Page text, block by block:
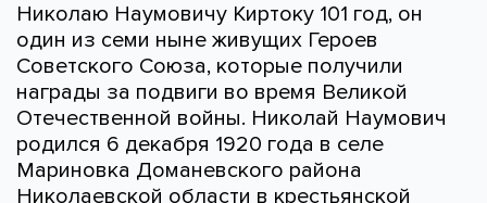
Николаю Наумовичу Киртоку 101 год, он
один из семи ныне живущих Героев
Советского Союза, которые получили
награды за подвиги во время Великой
Отечественной войны. Николай Наумович
родился 6 декабря 1920 года в селе
Мариновка Доманевского района
Николаевской области в крестьянской